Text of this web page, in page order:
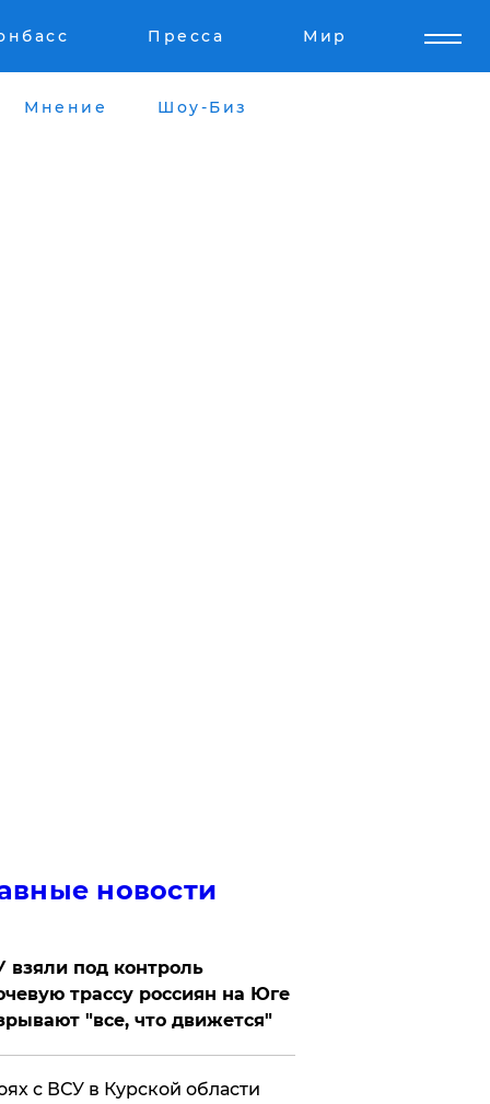
Пресса Мир
Мнение Шоу-Биз
новости
взяли под контроль
трассу россиян на Юге
"все, что движется"
с ВСУ в Курской области